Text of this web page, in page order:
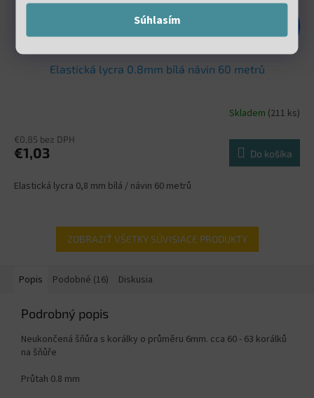
Súhlasím
Elastická lycra 0.8mm bílá návin 60 metrů
Skladem (211 ks)
€0,85 bez DPH
€1,03 Do košíka
Elastická lycra 0,8 mm bílá / návin 60 metrů
ZOBRAZIŤ VŠETKY SÚVISIACE PRODUKTY
Popis Podobné (16) Diskusia
Podrobný popis
Neukončená šňůra s korálky o průměru 6mm. cca 60 - 63 korálků
na šňůře
Průtah 0.8 mm